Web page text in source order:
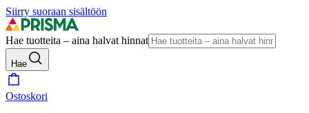
Siirry suoraan sisältöön
Hae tuotteita – aina halvat hinnat
Hae
Ostoskori